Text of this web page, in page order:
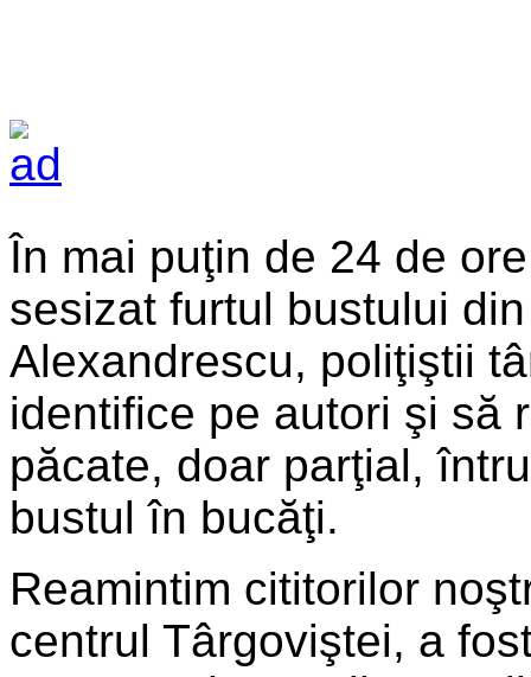
În mai puţin de 24 de
sesizat furtul bustului
Alexandrescu, poliţiştii
identifice pe autori şi să
păcate, doar parţial,
bustul în bucăţi.
Reamintim cititorilor
centrul Târgoviştei, a